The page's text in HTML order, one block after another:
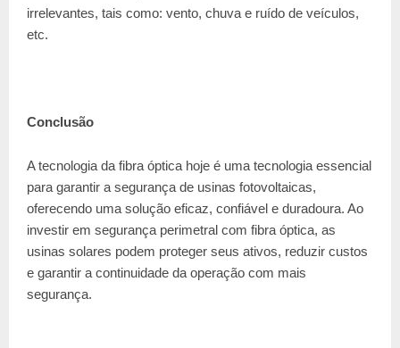
irrelevantes, tais como: vento, chuva e ruído de veículos,
etc.
Conclusão
A tecnologia da fibra óptica hoje é uma tecnologia essencial
para garantir a segurança de usinas fotovoltaicas,
oferecendo uma solução eficaz, confiável e duradoura. Ao
investir em segurança perimetral com fibra óptica, as
usinas solares podem proteger seus ativos, reduzir custos
e garantir a continuidade da operação com mais
segurança.